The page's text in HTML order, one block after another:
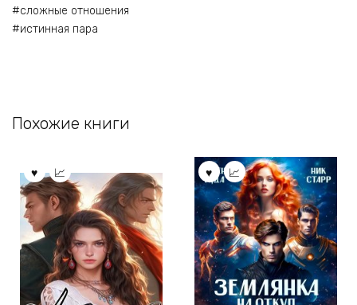
#сложные отношения
#истинная пара
Похожие книги